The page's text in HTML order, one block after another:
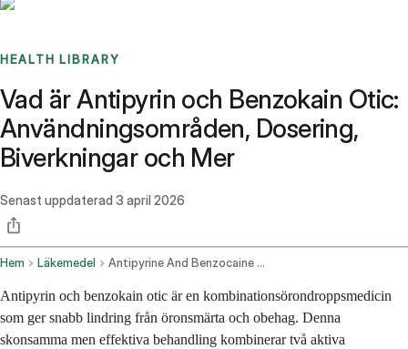
HEALTH LIBRARY
Vad är Antipyrin och Benzokain Otic:
Användningsområden, Dosering,
Biverkningar och Mer
Senast uppdaterad 3 april 2026
Hem Läkemedel Antipyrine And Benzocaine Otic Route
Antipyrin och benzokain otic är en kombinationsörondroppsmedicin
som ger snabb lindring från öronsmärta och obehag. Denna
skonsamma men effektiva behandling kombinerar två aktiva